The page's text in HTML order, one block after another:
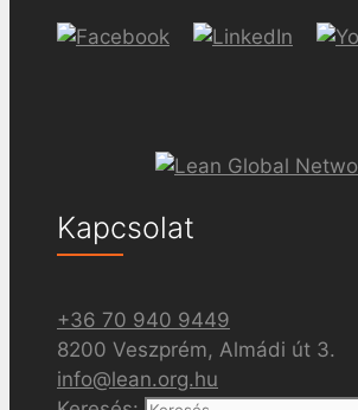
Kapcsolat
+36 70 940 9449
8200 Veszprém, Almádi út 3.
info@lean.org.hu